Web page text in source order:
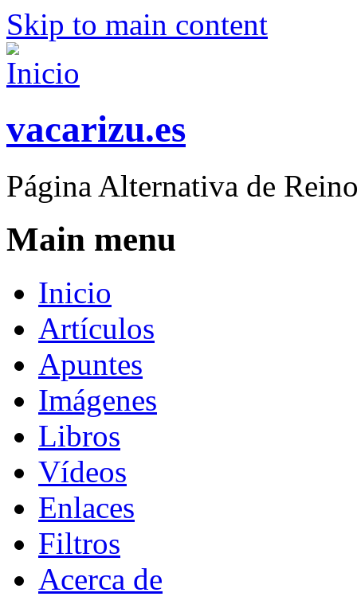
Skip to main content
vacarizu.es
Página Alternativa de
Main menu
Inicio
Artículos
Apuntes
Imágenes
Libros
Vídeos
Enlaces
Filtros
Acerca de